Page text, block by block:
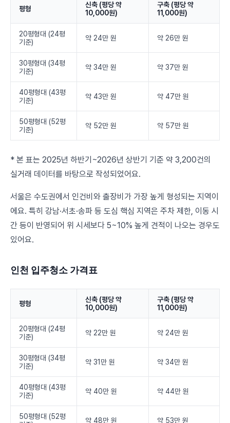
평형
신축 (평당 약
10,000원)
구축 (평당 약
11,000원)
20평형대 (24평
기준)
약 24만 원 약 26만 원
30평형대 (34평
기준)
약 34만 원 약 37만 원
40평형대 (43평
기준)
약 43만 원 약 47만 원
50평형대 (52평
기준)
약 52만 원 약 57만 원
* 본 표는 2025년 하반기~2026년 상반기 기준 약 3,200건의
실거래 데이터를 바탕으로 작성되었어요.
서울은 수도권에서 인건비와 출장비가 가장 높게 형성되는 지역이
에요. 특히 강남·서초·송파 등 도심 핵심 지역은 주차 제한, 이동 시
간 등이 반영되어 위 시세보다 5~10% 높게 견적이 나오는 경우도
있어요.
인천 입주청소 가격표
평형
신축 (평당 약
10,000원)
구축 (평당 약
11,000원)
20평형대 (24평
기준)
약 22만 원 약 24만 원
30평형대 (34평
기준)
약 31만 원 약 34만 원
40평형대 (43평
기준)
약 40만 원 약 44만 원
50평형대 (52평
약 48만 원 약 53만 원